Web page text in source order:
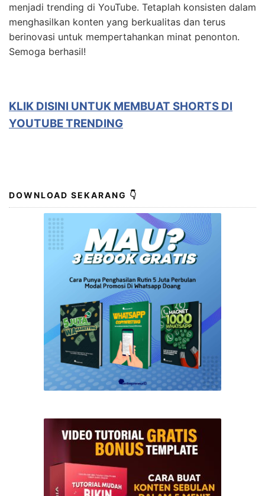
menjadi trending di YouTube. Tetaplah konsisten dalam
menghasilkan konten yang berkualitas dan terus
berinovasi untuk mempertahankan minat penonton.
Semoga berhasil!
KLIK DISINI UNTUK MEMBUAT SHORTS DI
YOUTUBE TRENDING
DOWNLOAD SEKARANG 👇